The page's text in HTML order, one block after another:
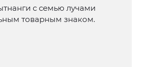
с семью лучами
товарным знаком.